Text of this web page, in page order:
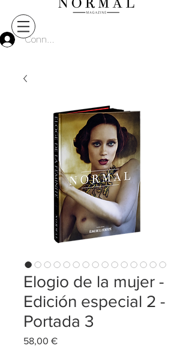
Connect
Elogio de la mujer -
Edición especial 2 -
Portada 3
58,00 €Precio